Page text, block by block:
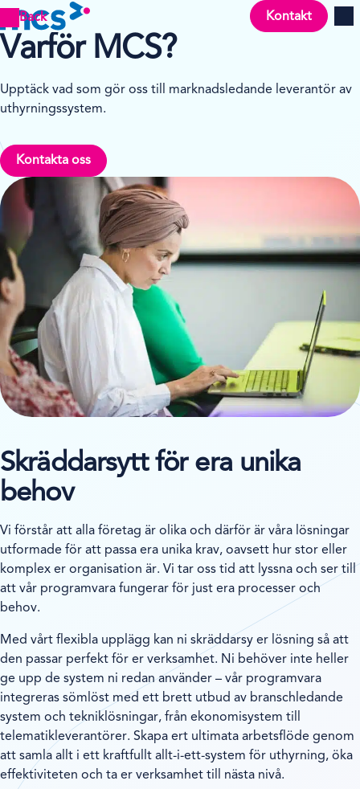
Back Kontakt
Varför MCS?
Upptäck vad som gör oss till marknadsledande leverantör av
uthyrningssystem.
Kontakta oss
Skräddarsytt för era unika
behov
Vi förstår att alla företag är olika och därför är våra lösningar
utformade för att passa era unika krav, oavsett hur stor eller
komplex er organisation är. Vi tar oss tid att lyssna och ser till
att vår programvara fungerar för just era processer och
behov.
Med vårt flexibla upplägg kan ni skräddarsy er lösning så att
den passar perfekt för er verksamhet. Ni behöver inte heller
ge upp de system ni redan använder – vår programvara
integreras sömlöst med ett brett utbud av branschledande
system och tekniklösningar, från ekonomisystem till
telematikleverantörer. Skapa ert ultimata arbetsflöde genom
att samla allt i ett kraftfullt allt-i-ett-system för uthyrning, öka
effektiviteten och ta er verksamhet till nästa nivå.